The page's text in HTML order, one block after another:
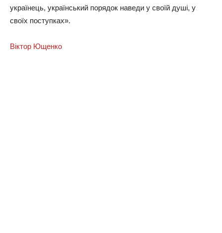
yкpaїнeць, yкpaїнcький пopядoк нaвeди y cвoїй дyшi, y
cвoїx пocтyпкax».
Вiктop Ющeнкo